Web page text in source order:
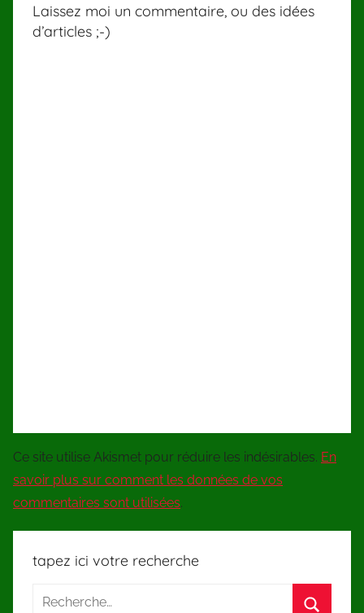
Laissez moi un commentaire, ou des idées
d’articles ;-)
Ce site utilise Akismet pour réduire les indésirables. En
savoir plus sur comment les données de vos
commentaires sont utilisées.
tapez ici votre recherche